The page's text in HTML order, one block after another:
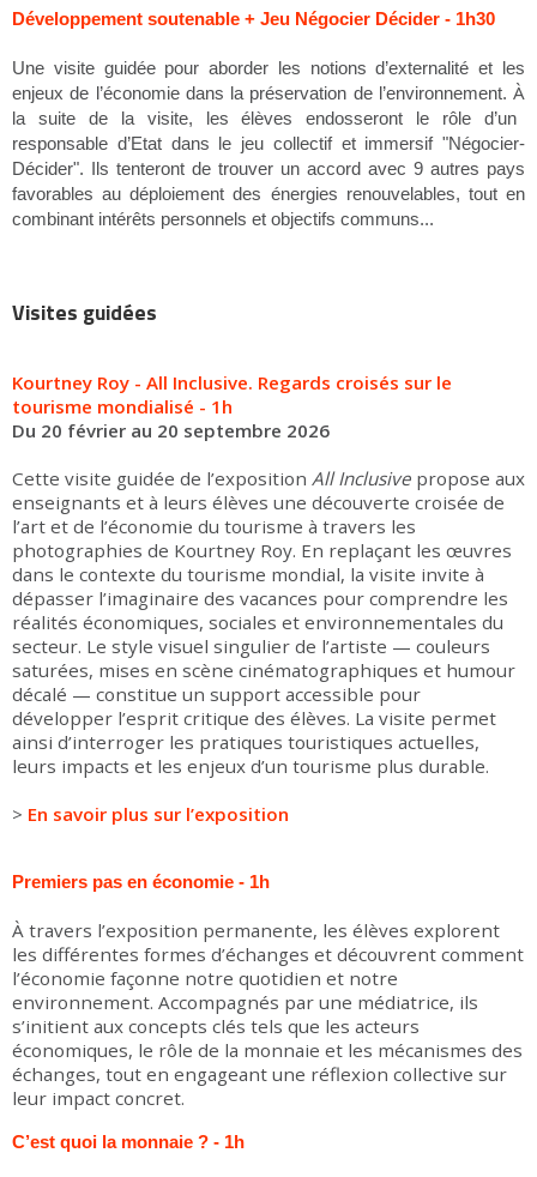
Développement soutenable + Jeu Négocier Décider - 1h30
Une visite guidée pour aborder les notions d’externalité et les
enjeux de l’économie dans la préservation de l’environnement. À
la suite de la visite, les élèves endosseront le rôle d’un
responsable d’Etat dans le jeu collectif et immersif "Négocier-
Décider". Ils tenteront de trouver un accord avec 9 autres pays
favorables au déploiement des énergies renouvelables, tout en
combinant intérêts personnels et objectifs communs...
Visites guidées
Kourtney Roy - All Inclusive. Regards croisés sur le
tourisme mondialisé - 1h
Du 20 février au 20 septembre 2026
Cette visite guidée de l’exposition All Inclusive propose aux
enseignants et à leurs élèves une découverte croisée de
l’art et de l’économie du tourisme à travers les
photographies de Kourtney Roy. En replaçant les œuvres
dans le contexte du tourisme mondial, la visite invite à
dépasser l’imaginaire des vacances pour comprendre les
réalités économiques, sociales et environnementales du
secteur. Le style visuel singulier de l’artiste — couleurs
saturées, mises en scène cinématographiques et humour
décalé — constitue un support accessible pour
développer l’esprit critique des élèves. La visite permet
ainsi d’interroger les pratiques touristiques actuelles,
leurs impacts et les enjeux d’un tourisme plus durable.
> En savoir plus sur l’exposition
Premiers pas en économie - 1h
À travers l’exposition permanente, les élèves explorent
les différentes formes d’échanges et découvrent comment
l’économie façonne notre quotidien et notre
environnement. Accompagnés par une médiatrice, ils
s’initient aux concepts clés tels que les acteurs
économiques, le rôle de la monnaie et les mécanismes des
échanges, tout en engageant une réflexion collective sur
leur impact concret.
C’est quoi la monnaie ? - 1h